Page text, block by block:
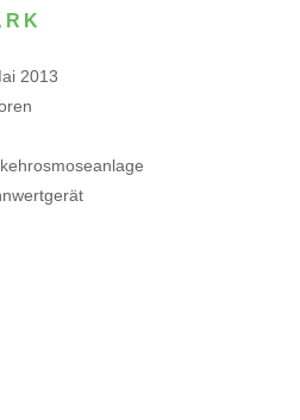
2013